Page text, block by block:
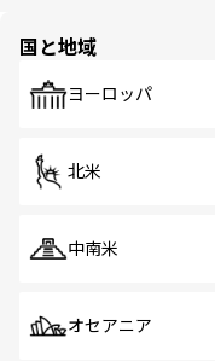
で、ホーカ
国と地域
ヨーロッパ
北米
中南米
オセアニア